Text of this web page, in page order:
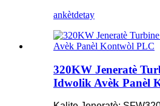
ankètdetay
320KW Jeneratè
Idwolik Avèk Panèl